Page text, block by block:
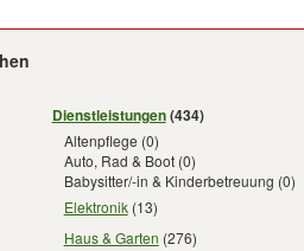
Dienstleistungen(434)
Altenpflege (0)
Auto, Rad & Boot(0)
Babysitter/-in & Kinderbetreuung (0)
Elektronik(13)
Haus & Garten (276)